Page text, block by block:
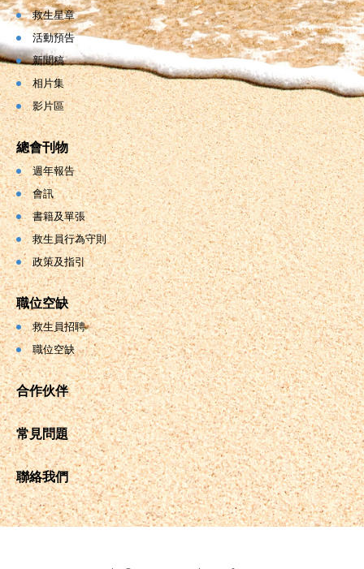
救生星章
活動預告
新聞稿
相片集
影片區
總會刊物
週年報告
會訊
書籍及單張
救生員行為守則
政策及指引
職位空缺
救生員招聘
職位空缺
合作伙伴
常見問題
聯絡我們